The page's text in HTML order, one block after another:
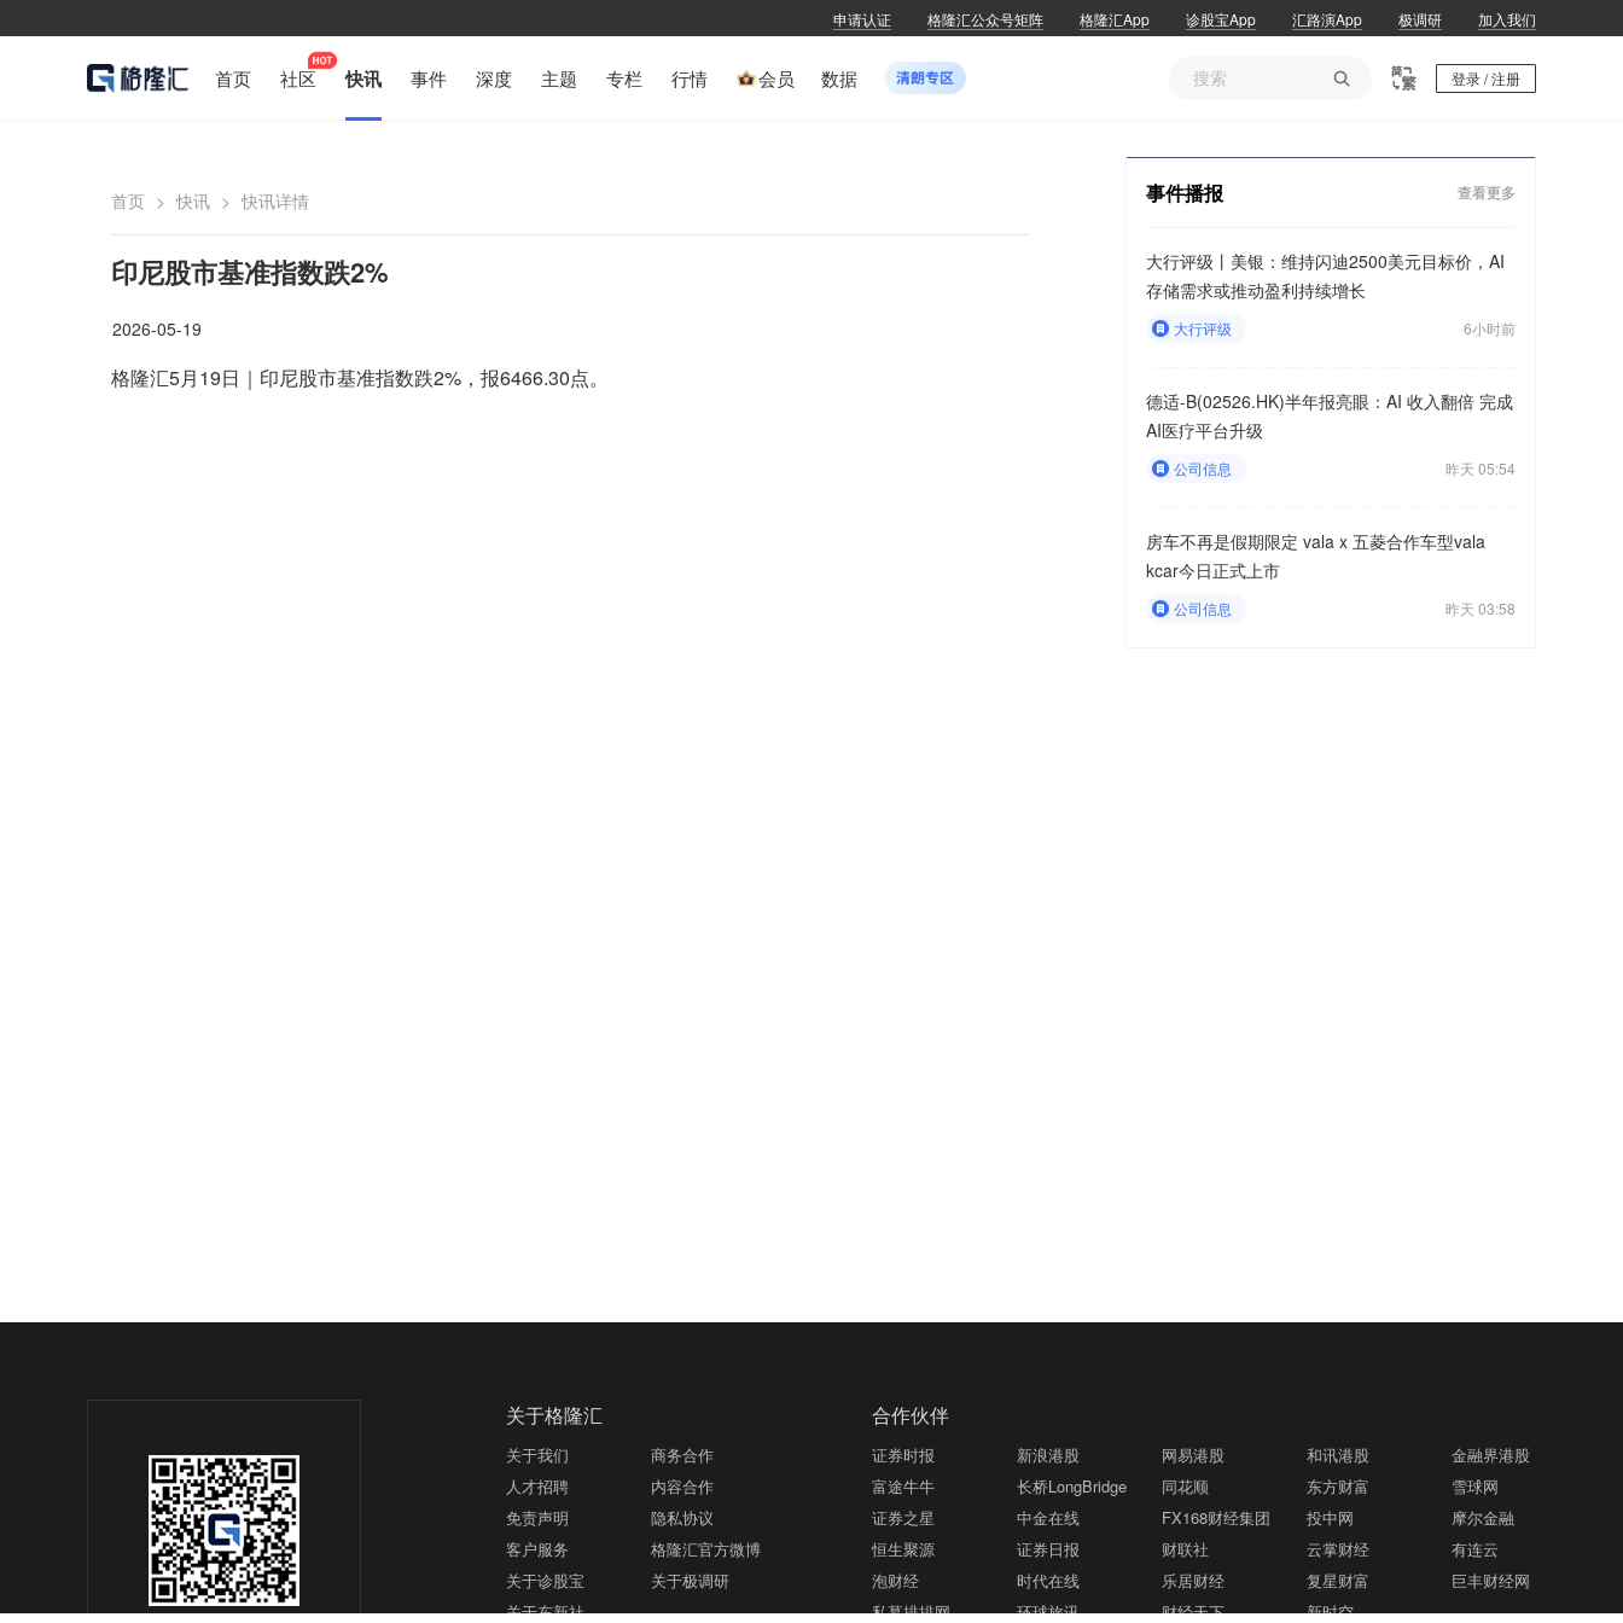
申请认证 格隆汇公众号矩阵 格隆汇App 诊股宝App 汇路演App 极调研 加入我们
首页 社区 快讯 事件 深度 主题 专栏 行情 会员 数据  登录 / 注册
首页 > 快讯 > 快讯详情
印尼股市基准指数跌2%
2026-05-19
格隆汇5月19日｜印尼股市基准指数跌2%，报6466.30点。
事件播报 查看更多
大行评级丨美银：维持闪迪2500美元目标价，AI
存储需求或推动盈利持续增长
大行评级 6小时前
德适-B(02526.HK)半年报亮眼：AI 收入翻倍 完成
AI医疗平台升级
公司信息 昨天 05:54
房车不再是假期限定 vala x 五菱合作车型vala
kcar今日正式上市
公司信息 昨天 03:58
关于格隆汇
关于我们
商务合作
人才招聘
内容合作
免责声明
隐私协议
客户服务
格隆汇官方微博
关于诊股宝
关于极调研
关于东新社
合作伙伴
证券时报 新浪港股 网易港股 和讯港股
金融界港股
富途牛牛
长桥LongBridge 同花顺 东方财富
雪球网
证券之星
中金在线 FX168财经集团 投中网
摩尔金融
恒生聚源
证券日报 财联社 云掌财经
有连云
泡财经
时代在线 乐居财经 复星财富
巨丰财经网
私募排排网
环球旅讯 财经天下 新时空